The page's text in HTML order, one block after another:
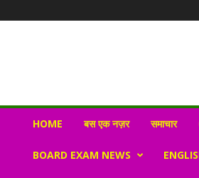
HOME बस एक नज़र समाचार
BOARD EXAM NEWS